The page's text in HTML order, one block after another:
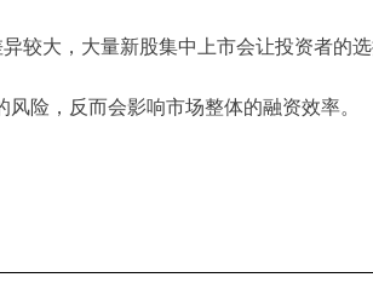
较大，大量新股集中上市会让投资者的
险，反而会影响市场整体的融资效率。